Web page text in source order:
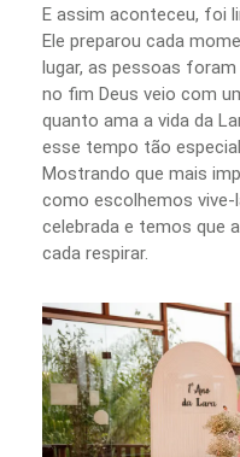
E assim aconteceu, foi
Ele preparou cada
lugar, as pessoas
no fim Deus veio com
quanto ama a vida da
esse tempo tão
Mostrando que mais
como escolhemos vive-
celebrada e temos que
cada respirar.